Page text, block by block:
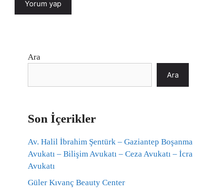
Ara
Ara
Son İçerikler
Av. Halil İbrahim Şentürk – Gaziantep Boşanma
Avukatı – Bilişim Avukatı – Ceza Avukatı – İcra
Avukatı
Güler Kıvanç Beauty Center